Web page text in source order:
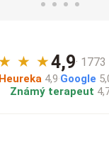
★ ★4,9·
Heureka 4,9·Google
Známý terapeut